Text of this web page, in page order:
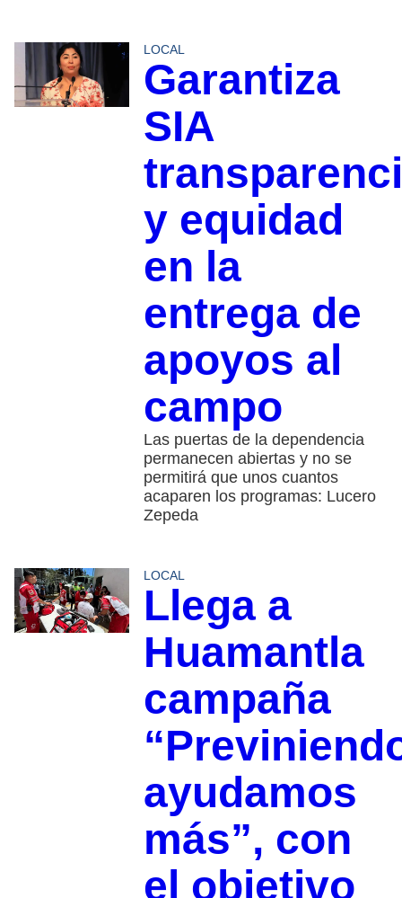
LOCAL
Garantiza
SIA
y equidad
en la
entrega de
apoyos al
campo
Las puertas de la dependencia
permanecen abiertas y no se
permitirá que unos cuantos
acaparen los programas: Lucero
Zepeda
LOCAL
Llega a
Huamantla
campaña
ayudamos
más”, con
el objetivo